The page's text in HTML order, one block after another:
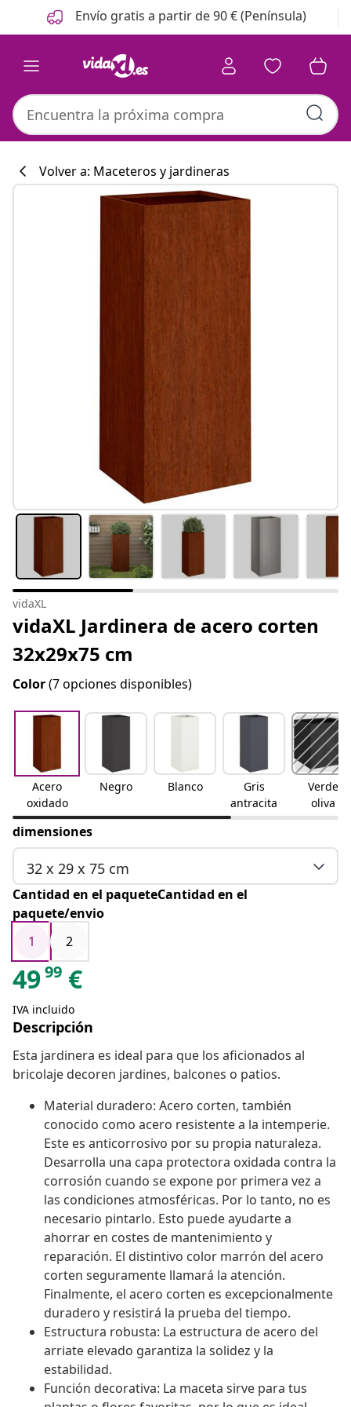
Anterior
Siguiente Envío gratis a partir de 90 € (Península)
Volver a: Maceteros y jardineras
vidaXL
vidaXL Jardinera de acero corten
32x29x75 cm
Color(7 opciones disponibles)
Acero
oxidado
Negro Blanco
Gris
antracita
Verde
oliva
dimensiones
32 x 29 x 75 cm
Cantidad en el paqueteCantidad en el
paquete/envio
1
2
4999 €
IVA incluido
Descripción
Esta jardinera es ideal para que los aficionados al
bricolaje decoren jardines, balcones o patios.
Material duradero: Acero corten, también
conocido como acero resistente a la intemperie.
Este es anticorrosivo por su propia naturaleza.
Desarrolla una capa protectora oxidada contra la
corrosión cuando se expone por primera vez a
las condiciones atmosféricas. Por lo tanto, no es
necesario pintarlo. Esto puede ayudarte a
ahorrar en costes de mantenimiento y
reparación. El distintivo color marrón del acero
corten seguramente llamará la atención.
Finalmente, el acero corten es excepcionalmente
duradero y resistirá la prueba del tiempo.
Estructura robusta: La estructura de acero del
arriate elevado garantiza la solidez y la
estabilidad.
Función decorativa: La maceta sirve para tus